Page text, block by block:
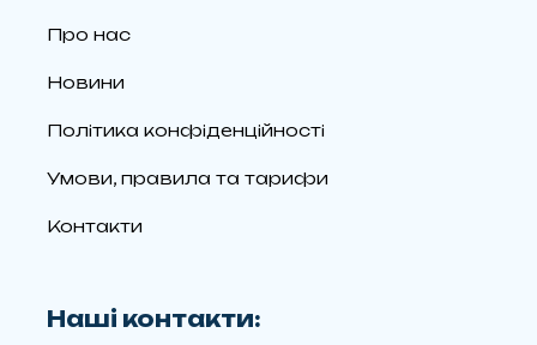
Про нас
Новини
Політика конфіденційності
Умови, правила та тарифи
Контакти
Наші контакти: